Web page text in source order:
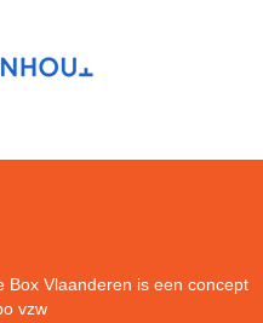
Vlaanderen is een concept
vzw